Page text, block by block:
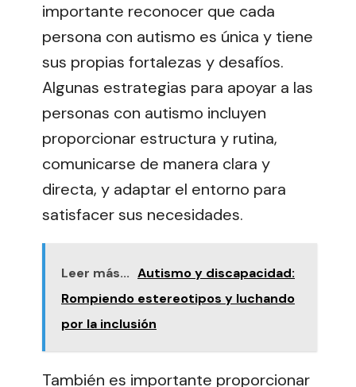
importante reconocer que cada
persona con autismo es única y tiene
sus propias fortalezas y desafíos.
Algunas estrategias para apoyar a las
personas con autismo incluyen
proporcionar estructura y rutina,
comunicarse de manera clara y
directa, y adaptar el entorno para
satisfacer sus necesidades.
Leer más... Autismo y discapacidad:
Rompiendo estereotipos y luchando
por la inclusión
También es importante proporcionar